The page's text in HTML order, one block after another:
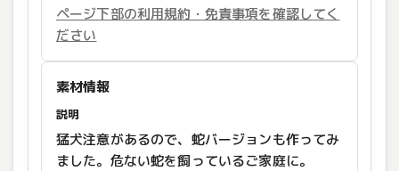
ページ下部の利用規約・免責事項を確認してく
ださい
素材情報
説明
猛犬注意があるので、蛇バージョンも作ってみ
ました。危ない蛇を飼っているご家庭に。